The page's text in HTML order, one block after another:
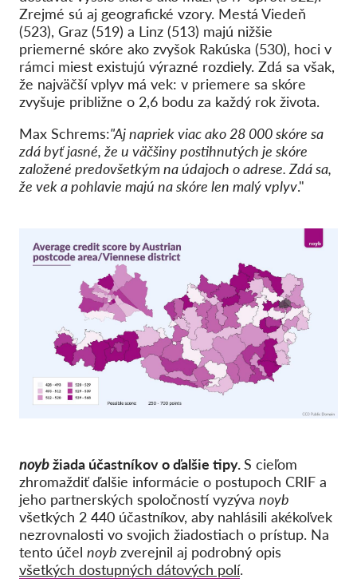
Zrejmé sú aj geografické vzory. Mestá Viedeň
(523), Graz (519) a Linz (513) majú nižšie
priemerné skóre ako zvyšok Rakúska (530), hoci v
rámci miest existujú výrazné rozdiely. Zdá sa však,
že najväčší vplyv má vek: v priemere sa skóre
zvyšuje približne o 2,6 bodu za každý rok života.
Max Schrems:"Aj napriek viac ako 28 000 skóre sa
zdá byť jasné, že u väčšiny postihnutých je skóre
založené predovšetkým na údajoch o adrese. Zdá sa,
že vek a pohlavie majú na skóre len malý vplyv."
noybžiada účastníkov o ďalšie tipy.S cieľom
zhromaždiť ďalšie informácie o postupoch CRIF a
jeho partnerských spoločností vyzýva noyb
všetkých 2 440 účastníkov, aby nahlásili akékoľvek
nezrovnalosti vo svojich žiadostiach o prístup. Na
tento účel noyb zverejnil aj podrobný opis
všetkých dostupných dátových polí.